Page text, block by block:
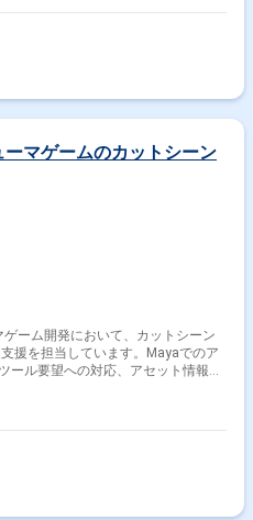
ーマゲームのカットシーン
援を担当しています。Mayaでのア
ール要望への対応、アセット情報の
アニメーション実装の策定・検証サ
援